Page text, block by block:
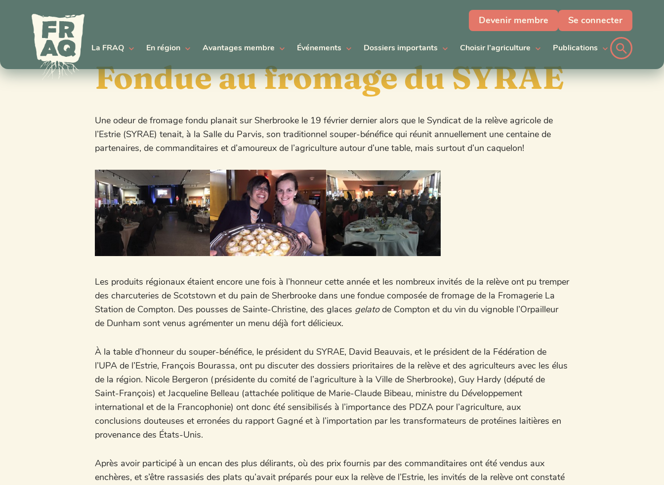
Devenir membre Se connecter
La FRAQ En région Avantages membre Événements Dossiers importants Choisir l’agriculture Publications
Fondue au fromage du SYRAE
Une odeur de fromage fondu planait sur Sherbrooke le 19 février dernier alors que le Syndicat de la relève agricole de
l’Estrie (SYRAE) tenait, à la Salle du Parvis, son traditionnel souper-bénéfice qui réunit annuellement une centaine de
partenaires, de commanditaires et d’amoureux de l’agriculture autour d’une table, mais surtout d’un caquelon!
Les produits régionaux étaient encore une fois à l’honneur cette année et les nombreux invités de la relève ont pu tremper
des charcuteries de Scotstown et du pain de Sherbrooke dans une fondue composée de fromage de la Fromagerie La
Station de Compton. Des pousses de Sainte-Christine, des glaces gelatode Compton et du vin du vignoble l’Orpailleur
de Dunham sont venus agrémenter un menu déjà fort délicieux.
À la table d’honneur du souper-bénéfice, le président du SYRAE, David Beauvais, et le président de la Fédération de
l’UPA de l’Estrie, François Bourassa, ont pu discuter des dossiers prioritaires de la relève et des agriculteurs avec les élus
de la région. Nicole Bergeron (présidente du comité de l’agriculture à la Ville de Sherbrooke), Guy Hardy (député de
Saint-François) et Jacqueline Belleau (attachée politique de Marie-Claude Bibeau, ministre du Développement
international et de la Francophonie) ont donc été sensibilisés à l’importance des PDZA pour l’agriculture, aux
conclusions douteuses et erronées du rapport Gagné et à l’importation par les transformateurs de protéines laitières en
provenance des États-Unis.
Après avoir participé à un encan des plus délirants, où des prix fournis par des commanditaires ont été vendus aux
enchères, et s’être rassasiés des plats qu’avait préparés pour eux la relève de l’Estrie, les invités de la relève ont constaté